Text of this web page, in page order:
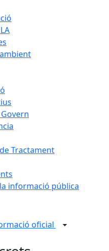
Tractament
la informació pública
oficial